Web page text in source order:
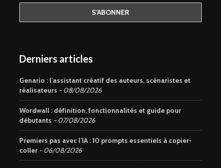
Derniers articles
Genario : l’assistant créatif des auteurs, scénaristes et
réalisateurs
08/08/2026
Wordwall : définition, fonctionnalités et guide pour
débutants
07/08/2026
Premiers pas avec l’IA : 10 prompts essentiels à copier-
coller
06/08/2026